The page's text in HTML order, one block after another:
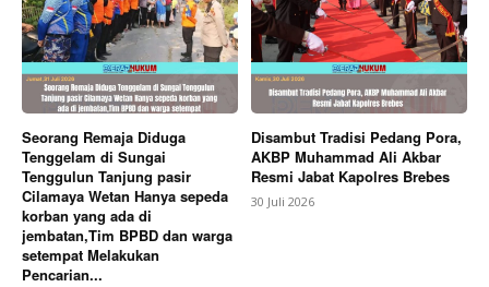
Seorang Remaja Diduga
Tenggelam di Sungai
Tenggulun Tanjung pasir
Cilamaya Wetan Hanya sepeda
korban yang ada di
jembatan,Tim BPBD dan warga
setempat Melakukan
Pencarian...
Disambut Tradisi Pedang Pora,
AKBP Muhammad Ali Akbar
Resmi Jabat Kapolres Brebes
30 Juli 2026